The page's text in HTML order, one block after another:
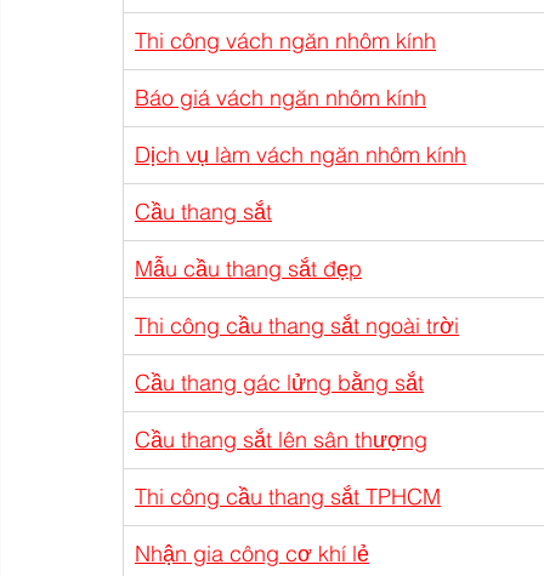
Thi công vách ngăn nhôm kính
Báo giá vách ngăn nhôm kính
Dịch vụ làm vách ngăn nhôm kính
Cầu thang sắt
Mẫu cầu thang sắt đẹp
Thi công cầu thang sắt ngoài trời
Cầu thang gác lửng bằng sắt
Cầu thang sắt lên sân thượng
Thi công cầu thang sắt TPHCM
Nhận gia công cơ khí lẻ